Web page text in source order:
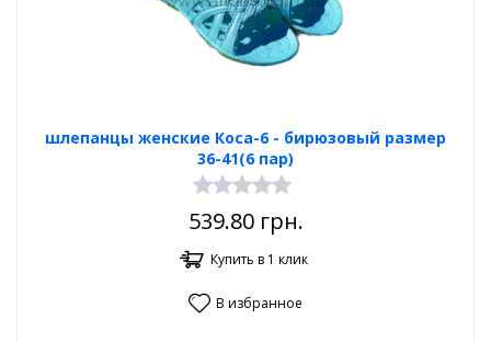
шлепанцы женские Коса-6 - бирюзовый размер
36-41(6 пар)
539.80грн.
Купить в 1 клик
В избранное